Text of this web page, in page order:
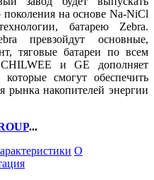
поколения на основе Na-NiCl
батарею Zebra.
превзойдут основные,
тяговые батареи по всем
CHILWEE и GE дополняет
смогут обеспечить
рынка накопителей энергии
...
О